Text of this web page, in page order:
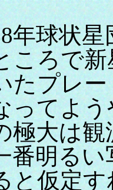
球状星
ころで
たプレ
ってよう
極大は
番明る
と仮定